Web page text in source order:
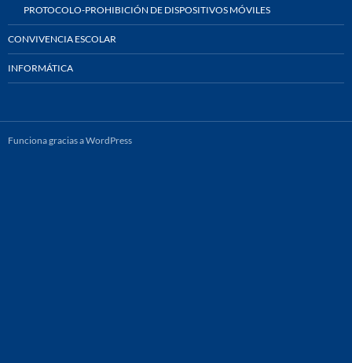
PROTOCOLO-PROHIBICIÓN DE DISPOSITIVOS MÓVILES
CONVIVENCIA ESCOLAR
INFORMÁTICA
Funciona gracias a WordPress